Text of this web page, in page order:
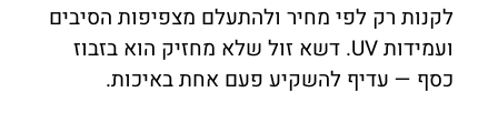
לקנות רק לפי מחיר ולהתעלם מצפיפות הסיבים
ועמידות UV. דשא זול שלא מחזיק הוא בזבוז
כסף — עדיף להשקיע פעם אחת באיכות.